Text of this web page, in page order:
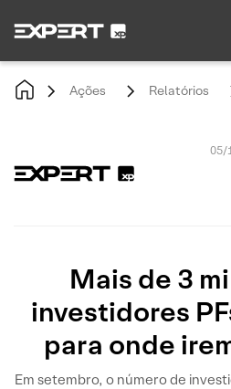
Ações Relatórios
05/
Mais de 3
investidores
para onde
Em setembro, o número de